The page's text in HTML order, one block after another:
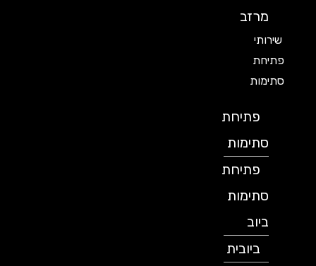
מרזב
שירותי
פתיחת
סתימות
פתיחת
סתימות
פתיחת
סתימות
ביובית